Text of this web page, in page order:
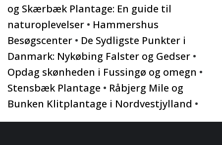
og Skærbæk Plantage: En guide til
naturoplevelser • Hammershus
Besøgscenter • De Sydligste Punkter i
Danmark: Nykøbing Falster og Gedser •
Opdag skønheden i Fussingø og omegn •
Stensbæk Plantage • Råbjerg Mile og
Bunken Klitplantage i Nordvestjylland •